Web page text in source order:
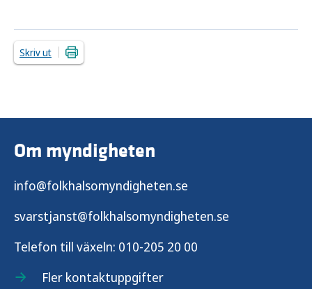
Skriv ut
Om myndigheten
info@folkhalsomyndigheten.se
svarstjanst@folkhalsomyndigheten.se
Telefon till växeln: 010-205 20 00
Fler kontaktuppgifter